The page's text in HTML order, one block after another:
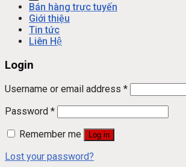
Bán hàng trực tuyến
Giới thiệu
Tin tức
Liên Hệ
Login
Username or email address *
Password *
Remember me
Log in
Lost your password?